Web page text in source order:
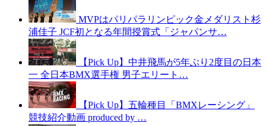
MVPはパリパラリンピック金メダリスト杉
浦佳子 JCF初となる年間授賞式「ジャパンサ…
【Pick Up】中井飛馬が5年ぶり2度目の日本
一 全日本BMX選手権 男子エリート…
【Pick Up】五輪種目「BMXレーシング」
競技紹介動画 produced by …